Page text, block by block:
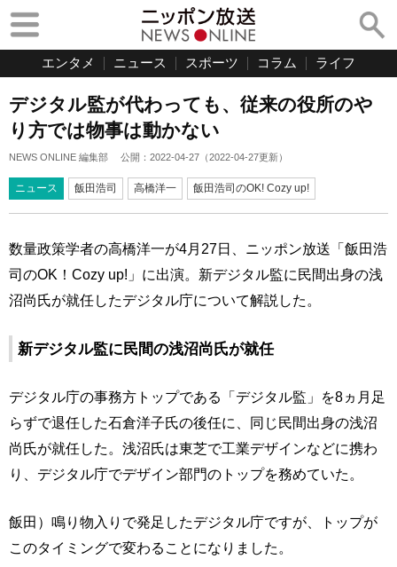
エンタメ ニュース スポーツ コラム ライフ
デジタル監が代わっても、従来の役所のや
り方では物事は動かない
NEWS ONLINE 編集部 公開： 2022-04-27 （2022-04-27更新）
ニュース 飯田浩司 高橋洋一 飯田浩司のOK! Cozy up!
数量政策学者の高橋洋一が4月27日、ニッポン放送「飯田浩
司のOK！Cozy up!」に出演。新デジタル監に民間出身の浅
沼尚氏が就任したデジタル庁について解説した。
新デジタル監に民間の浅沼尚氏が就任
デジタル庁の事務方トップである「デジタル監」を8ヵ月足
らずで退任した石倉洋子氏の後任に、同じ民間出身の浅沼
尚氏が就任した。浅沼氏は東芝で工業デザインなどに携わ
り、デジタル庁でデザイン部門のトップを務めていた。
飯田）鳴り物入りで発足したデジタル庁ですが、トップが
このタイミングで変わることになりました。